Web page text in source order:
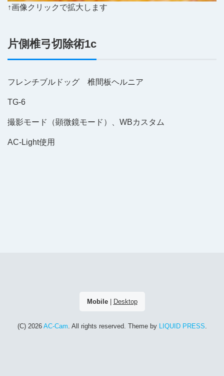
↑画像クリックで拡大します
片側椎弓切除術1c
フレンチブルドッグ 椎間板ヘルニア
TG-6
撮影モード（顕微鏡モード）、WBカスタム
AC-Light使用
Mobile| Desktop
(C) 2026 AC-Cam. All rights reserved. Theme by LIQUID PRESS.